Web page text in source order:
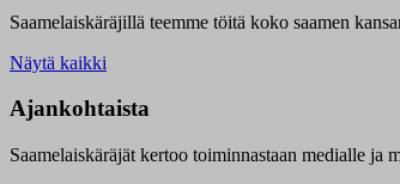
Saamelaiskäräjillä teemme töitä koko saamen
Näytä kaikki
Ajankohtaista
Saamelaiskäräjät kertoo toiminnastaan medialle ja